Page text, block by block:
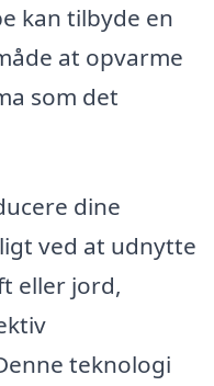
kan tilbyde en
at opvarme
som det
dine
ved at udnytte
eller jord,
teknologi